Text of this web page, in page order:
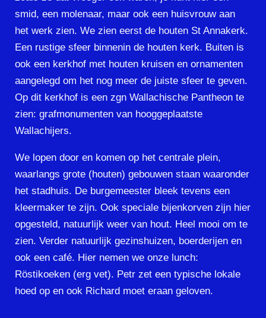
smid, een molenaar, maar ook een huisvrouw aan
het werk zien. We zien eerst de houten St Annakerk.
Een rustige sfeer binnenin de houten kerk. Buiten is
ook een kerkhof met houten kruisen en ornamenten
aangelegd om het nog meer de juiste sfeer te geven.
Op dit kerkhof is een zgn Wallachische Pantheon te
zien: grafmonumenten van hooggeplaatste
Wallachijers.
We lopen door en komen op het centrale plein,
waarlangs grote (houten) gebouwen staan waaronder
het stadhuis. De burgemeester bleek tevens een
kleermaker te zijn. Ook speciale bijenkorven zijn hier
opgesteld, natuurlijk weer van hout. Heel mooi om te
zien. Verder natuurlijk gezinshuizen, boerderijen en
ook een café. Hier nemen we onze lunch:
Röstikoeken (erg vet). Petr zet een typische lokale
hoed op en ook Richard moet eraan geloven.